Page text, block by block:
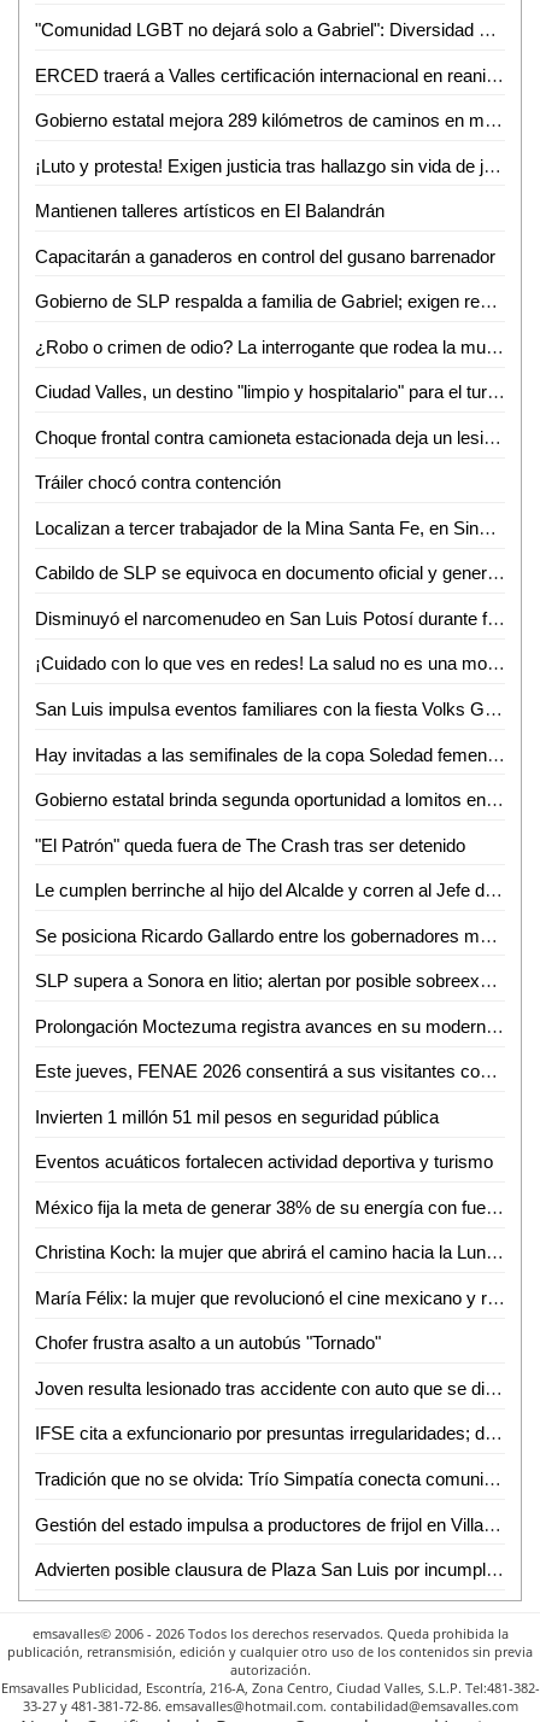
"Comunidad LGBT no dejará solo a Gabriel": Diversidad e Igualdad alza la voz por su asesinato
ERCED traerá a Valles certificación internacional en reanimación cardiopulmonar
Gobierno estatal mejora 289 kilómetros de caminos en marzo
¡Luto y protesta! Exigen justicia tras hallazgo sin vida de joven enfermero vallense
Mantienen talleres artísticos en El Balandrán
Capacitarán a ganaderos en control del gusano barrenador
Gobierno de SLP respalda a familia de Gabriel; exigen resultados a la Fiscalía de Valles
¿Robo o crimen de odio? La interrogante que rodea la muerte de Gabriel García Balleza
Ciudad Valles, un destino "limpio y hospitalario" para el turismo nacional: Ana Pelayo
Choque frontal contra camioneta estacionada deja un lesionado en la colonia Obrera
Tráiler chocó contra contención
Localizan a tercer trabajador de la Mina Santa Fe, en Sinaloa
Cabildo de SLP se equivoca en documento oficial y genera confusión en cambio de nombre de avenida
Disminuyó el narcomenudeo en San Luis Potosí durante febrero
¡Cuidado con lo que ves en redes! La salud no es una moda, advierte nutrióloga
San Luis impulsa eventos familiares con la fiesta Volks Girls
Hay invitadas a las semifinales de la copa Soledad femenil 2026
Gobierno estatal brinda segunda oportunidad a lomitos en la Guardia Civil
"El Patrón" queda fuera de The Crash tras ser detenido
Le cumplen berrinche al hijo del Alcalde y corren al Jefe de la GCE
Se posiciona Ricardo Gallardo entre los gobernadores mejor evaluados del país
SLP supera a Sonora en litio; alertan por posible sobreexplotación
Prolongación Moctezuma registra avances en su modernización
Este jueves, FENAE 2026 consentirá a sus visitantes con enchiladas y bebidas gratis
Invierten 1 millón 51 mil pesos en seguridad pública
Eventos acuáticos fortalecen actividad deportiva y turismo
México fija la meta de generar 38% de su energía con fuentes renovables: SENER
Christina Koch: la mujer que abrirá el camino hacia la Luna con Artemis II
María Félix: la mujer que revolucionó el cine mexicano y redefinió el papel femenino en la pantalla
Chofer frustra asalto a un autobús "Tornado"
Joven resulta lesionado tras accidente con auto que se dio a la fuga en Valles
IFSE cita a exfuncionario por presuntas irregularidades; deberá comparecer en mayo
Tradición que no se olvida: Trío Simpatía conecta comunidades con su música
Gestión del estado impulsa a productores de frijol en Villa de Arriaga
Advierten posible clausura de Plaza San Luis por incumplimientos de seguridad
emsavalles© 2006 - 2026 Todos los derechos reservados. Queda prohibida la
publicación, retransmisión, edición y cualquier otro uso de los contenidos sin previa
autorización.
Emsavalles Publicidad, Escontría, 216-A, Zona Centro, Ciudad Valles, S.L.P. Tel:481-382-
33-27 y 481-381-72-86. emsavalles@hotmail.com. contabilidad@emsavalles.com